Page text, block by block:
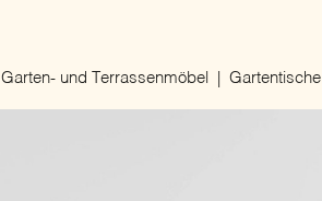
Garten- und Terrassenmöbel Gartentische